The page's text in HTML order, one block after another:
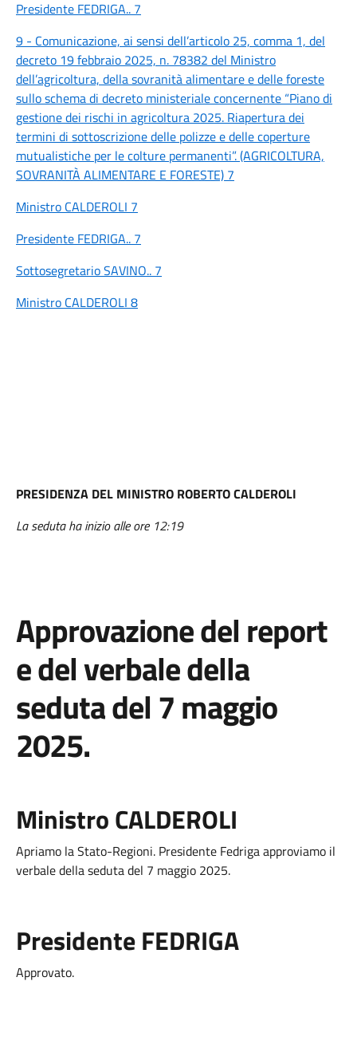
Presidente FEDRIGA.. 7
9 - Comunicazione, ai sensi dell’articolo 25, comma 1, del
decreto 19 febbraio 2025, n. 78382 del Ministro
dell’agricoltura, della sovranità alimentare e delle foreste
sullo schema di decreto ministeriale concernente “Piano di
gestione dei rischi in agricoltura 2025. Riapertura dei
termini di sottoscrizione delle polizze e delle coperture
mutualistiche per le colture permanenti”. (AGRICOLTURA,
SOVRANITÀ ALIMENTARE E FORESTE) 7
Ministro CALDEROLI 7
Presidente FEDRIGA.. 7
Sottosegretario SAVINO.. 7
Ministro CALDEROLI 8
PRESIDENZA DEL MINISTRO ROBERTO CALDEROLI
La seduta ha inizio alle ore 12:19
Approvazione del report
e del verbale della
seduta del 7 maggio
2025.
Ministro CALDEROLI
Apriamo la Stato-Regioni. Presidente Fedriga approviamo il
verbale della seduta del 7 maggio 2025.
Presidente FEDRIGA
Approvato.